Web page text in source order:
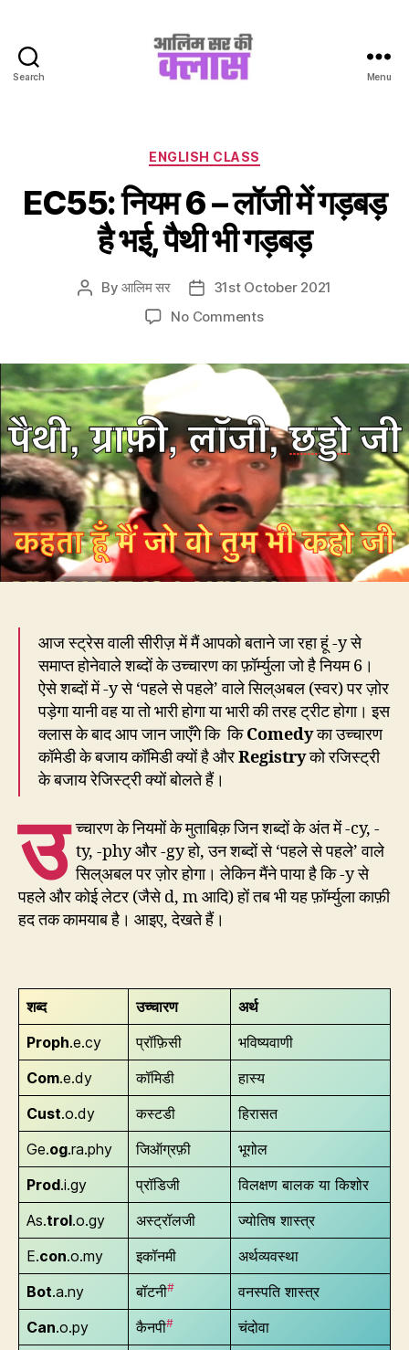
Search
Class
Menu
Categories
ENGLISH CLASS
EC55: नियम 6 – लॉजी में गड़बड़
है भई, पैथी भी गड़बड़
PostByआलिम सर
Post
date
31st October 2021
No Commentson
6
लॉजी
में
गड़बड़
है
भई,
पैथी
भी
गड़बड़
आज स्ट्रेस वाली सीरीज़ में मैं आपको बताने जा रहा हूं -y से
समाप्त होनेवाले शब्दों के उच्चारण का फ़ॉर्म्युला जो है नियम 6।
ऐसे शब्दों में -y से ‘पहले से पहले’ वाले सिल्अबल (स्वर) पर ज़ोर
पड़ेगा यानी वह या तो भारी होगा या भारी की तरह ट्रीट होगा। इस
क्लास के बाद आप जान जाएँगे कि किComedyका उच्चारण
कॉमेडी के बजाय कॉमिडी क्यों है औरRegistryको रजिस्ट्री
के बजाय रेजिस्ट्री क्यों बोलते हैं।
उ च्चारण के नियमों के मुताबिक़ जिन शब्दों के अंत में -cy, -
ty, -phy और -gy हो, उन शब्दों से ‘पहले से पहले’ वाले
सिल्अबल पर ज़ोर होगा। लेकिन मैंने पाया है कि -y से
पहले और कोई लेटर (जैसे d, m आदि) हों तब भी यह फ़ॉर्म्युला काफ़ी
हद तक कामयाब है। आइए, देखते हैं।
शब्द उच्चारण
अर्थ
Proph.e.cy प्रॉफ़िसी
भविष्यवाणी
Com.e.dy कॉमिडी
हास्य
Cust.o.dy कस्टडी
हिरासत
Ge.og.ra.phy जिऑग्रफ़ी
भूगोल
Prod.i.gy प्रॉडिजी
विलक्षण बालक या किशोर
As.trol.o.gy अस्ट्रॉलजी
ज्योतिष शास्त्र
E.con.o.my इकॉनमी
अर्थव्यवस्था
Bot.a.ny बॉटनी#
वनस्पति शास्त्र
Can.o.py कैनपी#
चंदोवा